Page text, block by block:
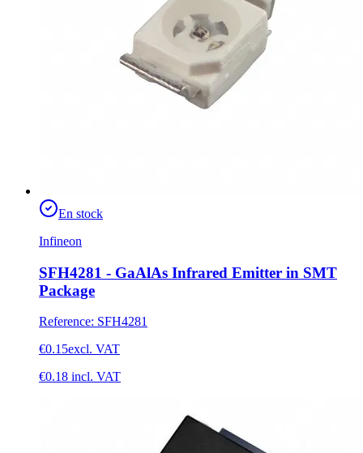
En stock
Infineon
SFH4281 - GaAlAs Infrared Emitter in SMT
Package
Reference: SFH4281
€0.15excl. VAT
€0.18 incl. VAT